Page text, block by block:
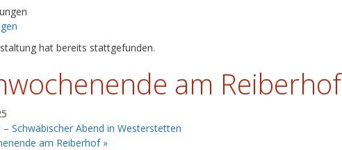
hat bereits stattgefunden.
am Reiberhof
Schwäbischer Abend in Westerstetten
am Reiberhof »